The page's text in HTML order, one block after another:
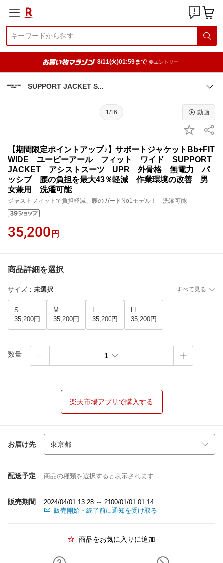
8/11(火)01:59まで 要エントリー
SUPPORT JACKET S
1/16 動画
【期間限定ポイントアップ♪】サポートジャケットBb+FIT
WIDE ユーピーアール フィット ワイド SUPPORT
JACKET アシストスーツ UPR 外骨格 無電力 パ
ッシブ 腰の負担を最大43％軽減 作業環境の改善 男
女兼用 洗濯可能
ジャストフィットで負担軽減、腰のガードNo1モデル！ 洗濯可能
35,200 円
商品詳細を選択
サイズ ： 未選択 すべて見る
S
35,200円
M
35,200円
L
35,200円
LL
35,200円
数量 1
楽天市場アプリで購入する
お届け先
配送予定 商品の種類を選択すると表示されます
販売期間
2024/04/01 13:28 ～ 2100/01/01 01:14
販売開始・終了前に通知を受け取る
商品をお気に入りに追加